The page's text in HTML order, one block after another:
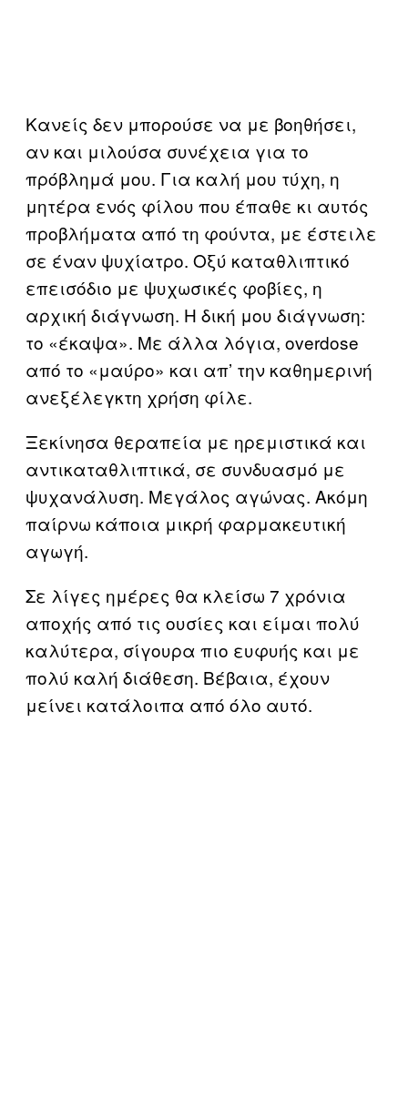
Κανείς δεν μπορούσε να με βοηθήσει,
αν και μιλούσα συνέχεια για το
πρόβλημά μου. Για καλή μου τύχη, η
μητέρα ενός φίλου που έπαθε κι αυτός
προβλήματα από τη φούντα, με έστειλε
σε έναν ψυχίατρο. Οξύ καταθλιπτικό
επεισόδιο με ψυχωσικές φοβίες, η
αρχική διάγνωση. Η δική μου διάγνωση:
το «έκαψα». Με άλλα λόγια, overdose
από το «μαύρο» και απ’ την καθημερινή
ανεξέλεγκτη χρήση φίλε.
Ξεκίνησα θεραπεία με ηρεμιστικά και
αντικαταθλιπτικά, σε συνδυασμό με
ψυχανάλυση. Μεγάλος αγώνας. Ακόμη
παίρνω κάποια μικρή φαρμακευτική
αγωγή.
Σε λίγες ημέρες θα κλείσω 7 χρόνια
αποχής από τις ουσίες και είμαι πολύ
καλύτερα, σίγουρα πιο ευφυής και με
πολύ καλή διάθεση. Βέβαια, έχουν
μείνει κατάλοιπα από όλο αυτό.